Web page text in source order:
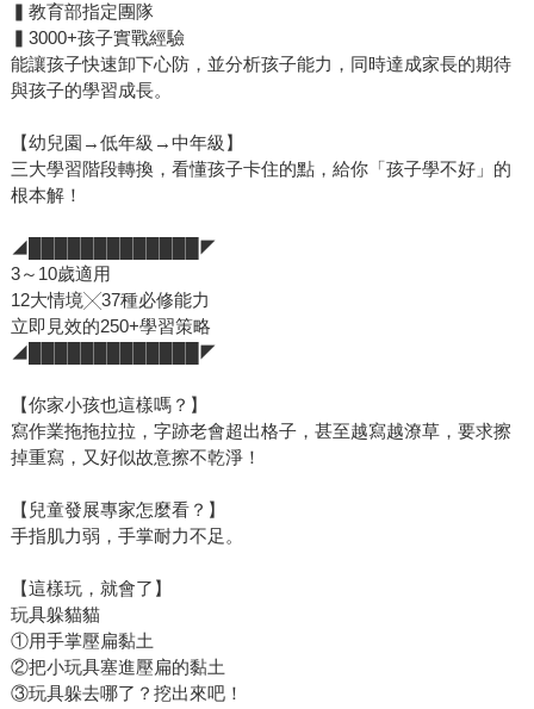
▍教育部指定團隊
▍3000+孩子實戰經驗
能讓孩子快速卸下心防，並分析孩子能力，同時達成家長的期待
與孩子的學習成長。
【幼兒園→低年級→中年級】
三大學習階段轉換，看懂孩子卡住的點，給你「孩子學不好」的
根本解！
◢█████████████◤
3～10歲適用
12大情境╳37種必修能力
立即見效的250+學習策略
◢█████████████◤
【你家小孩也這樣嗎？】
寫作業拖拖拉拉，字跡老會超出格子，甚至越寫越潦草，要求擦
掉重寫，又好似故意擦不乾淨！
【兒童發展專家怎麼看？】
手指肌力弱，手掌耐力不足。
【這樣玩，就會了】
玩具躲貓貓
①用手掌壓扁黏土
②把小玩具塞進壓扁的黏土
③玩具躲去哪了？挖出來吧！